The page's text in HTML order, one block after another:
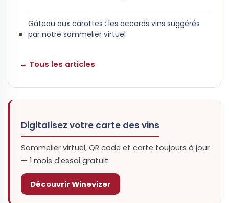
Gâteau aux carottes : les accords vins suggérés
par notre sommelier virtuel
→ Tous les articles
Digitalisez votre carte des vins
Sommelier virtuel, QR code et carte toujours à jour
— 1 mois d'essai gratuit.
Découvrir Winevizer